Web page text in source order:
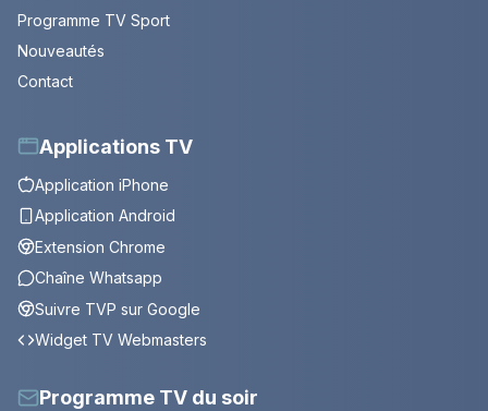
Programme TV Sport
Nouveautés
Contact
Applications TV
Application iPhone
Application Android
Extension Chrome
Chaîne Whatsapp
Suivre TVP sur Google
Widget TV Webmasters
Programme TV du soir